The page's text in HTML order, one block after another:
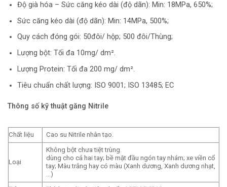
Độ già hóa – Sức căng kéo dài (độ dãn): Min: 18MPa, 650%;
Sức căng kéo dài (độ dãn): Min: 14MPa, 500%;
Quy cách đóng gói: 50đôi/ hộp; 500 đôi/Thùng;
Lượng bột: Tối đa 10mg/ dm².
Lượng Protein: Tối đa 200 mg/ dm².
Tiêu chuẩn chất lượng: ISO 9001; ISO 13485; EC
Thông số kỹ thuật găng Nitrile
Chất liệu Cao su Nitrile nhân tạo.
Loại
Không bột chưa tiệt trùng.
dùng cho cả hai tay; bề mặt đầu ngón tay nhám; xe viền cổ
tay; Màu trắng hay có màu (Xanh dương, Xanh dương nhạt,
…)